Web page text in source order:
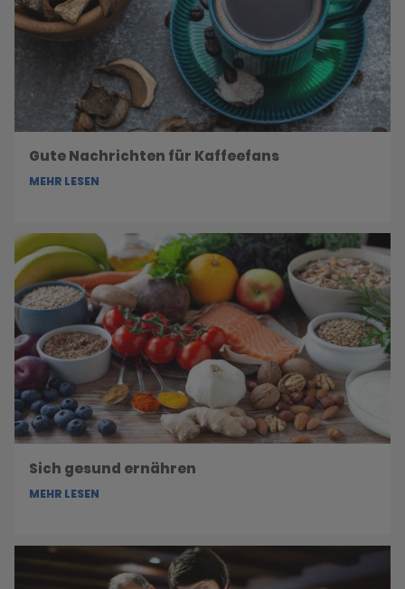
Gute Nachrichten für Kaffeefans
MEHR LESEN
Sich gesund ernähren
MEHR LESEN